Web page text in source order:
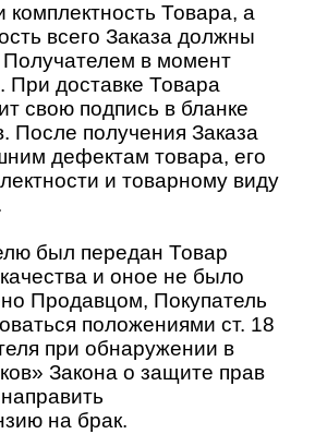
Товара, а
всего Заказа должны
в момент
При доставке Товара
свою подпись в бланке
После получения Заказа
дефектам товара, его
и товарному виду
был передан Товар
и оное не было
Продавцом, Покупатель
положениями ст. 18
при обнаружении в
Закона о защите прав
на брак.